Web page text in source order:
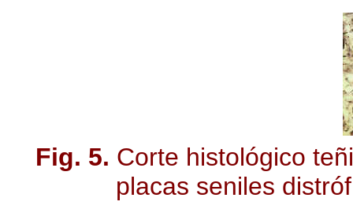
Fig. 5. Corte histológico
placas seniles